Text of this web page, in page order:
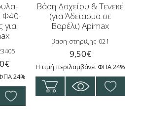
Φ40-
για
€Price
range:
8,20€
through
24%
Αυτό
Βάση Δοχείου & Τενεκέ
(για Άδειασμα σε
Βαρέλι) Apimax
βαση-στηριξης-021
9,50€
Η τιμή περιλαμβάνει ΦΠΑ 24%